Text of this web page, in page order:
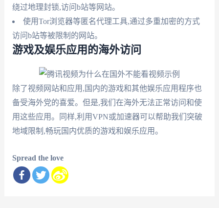
绕过地理封锁,访问b站等网站。
使用Tor浏览器等匿名代理工具,通过多重加密的方式
访问b站等被限制的网站。
游戏及娱乐应用的海外访问
除了视频网站和应用,国内的游戏和其他娱乐应用程序也
备受海外党的喜爱。但是,我们在海外无法正常访问和使
用这些应用。同样,利用VPN或加速器可以帮助我们突破
地域限制,畅玩国内优质的游戏和娱乐应用。
Spread the love